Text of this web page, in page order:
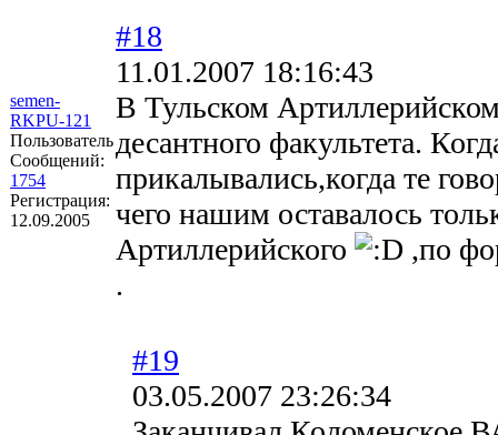
semen-
RKPU-121
Пользователь
Сообщений:
1754
Регистрация:
12.09.2005
#18
11.01.2007 18:16:43
В Тульском
десантного факультета.
прикалывались,когда те
чего нашим оставалось
Артиллерийского
,по
.
#19
03.05.2007 23:26:34